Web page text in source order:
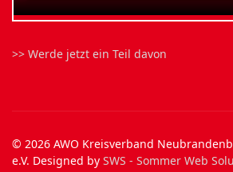
>> Werde jetzt ein Teil davon
© 2026 AWO Kreisverband
e.V. Designed by SWS - Sommer Web